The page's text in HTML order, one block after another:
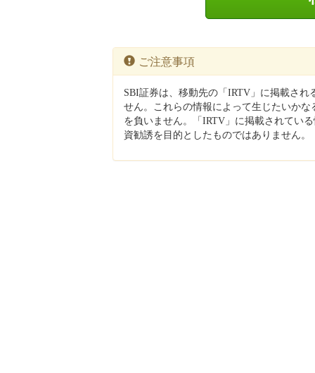
ご注意事項
SBI証券は、移動先の「IRTV」に掲載さ
せん。これらの情報によって生じたいか
を負いません。「IRTV」に掲載されてい
資勧誘を目的としたものではありません。